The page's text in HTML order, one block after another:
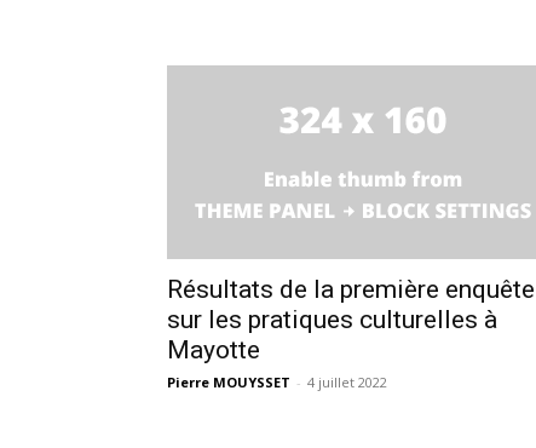
Résultats de la première enquête
sur les pratiques culturelles à
Mayotte
Pierre MOUYSSET - 4 juillet 2022